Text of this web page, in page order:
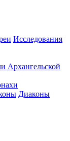
Исследования
Архангельской
Диаконы